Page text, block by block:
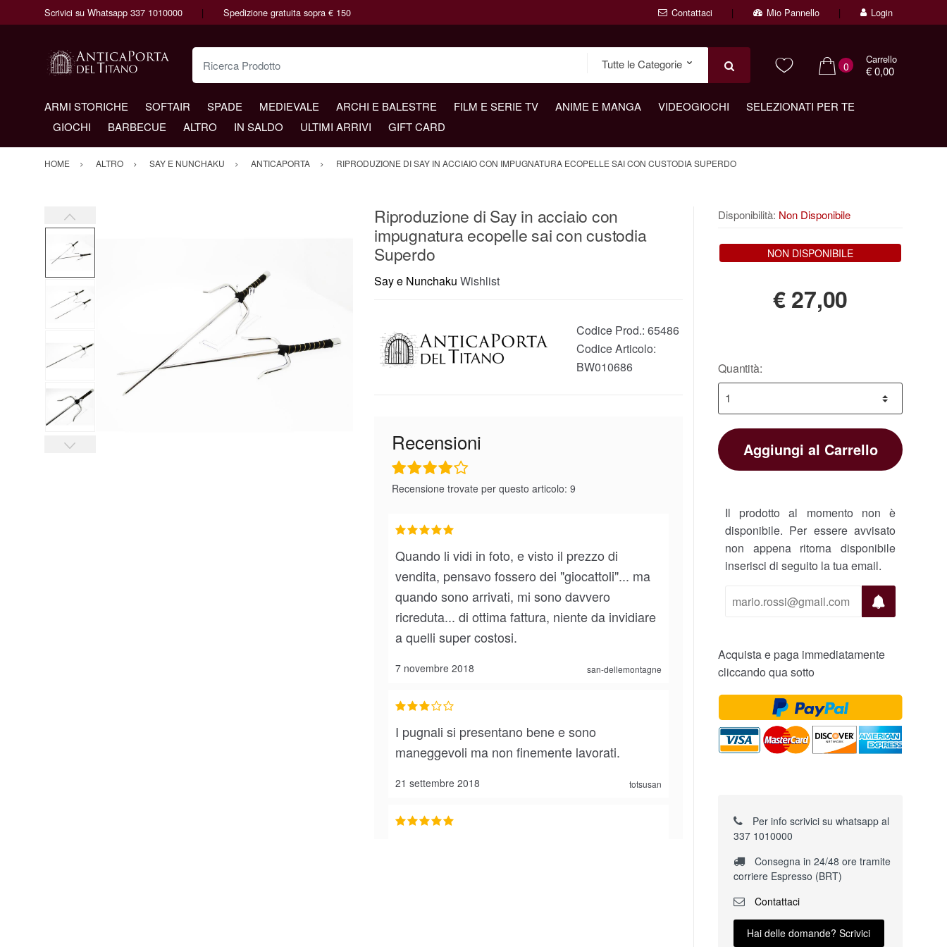
Scrivici su Whatsapp 337 1010000 Spedizione gratuita sopra € 150 Contattaci Mio Pannello Login
Ricerca Prodotto
0
Carrello
€ 0,00
ARMI STORICHE SOFTAIR SPADE MEDIEVALE ARCHI E BALESTRE FILM E SERIE TV ANIME E MANGA VIDEOGIOCHI
SELEZIONATI PER TE
GIOCHI
BARBECUE ALTRO IN SALDO ULTIMI ARRIVI GIFT CARD
HOME ALTRO SAY E NUNCHAKU ANTICAPORTA RIPRODUZIONE DI SAY IN ACCIAIO CON IMPUGNATURA ECOPELLE SAI CON CUSTODIA SUPERDO
Riproduzione di Say in acciaio con
impugnatura ecopelle sai con custodia
Superdo
Say e Nunchaku Wishlist
Codice Prod.: 65486
Codice Articolo:
BW010686
Recensioni
Recensione trovate per questo articolo: 9
7 novembre 2018 san-dellemontagne
Quando li vidi in foto, e visto il prezzo di
vendita, pensavo fossero dei "giocattoli"... ma
quando sono arrivati, mi sono davvero
ricreduta... di ottima fattura, niente da invidiare
a quelli super costosi.
21 settembre 2018 totsusan
I pugnali si presentano bene e sono
maneggevoli ma non finemente lavorati.
Disponibilità: Non Disponibile
NON DISPONIBILE
€27,00
Quantità:
Aggiungi al Carrello
Il prodotto al momento non è
disponibile. Per essere avvisato
non appena ritorna disponibile
inserisci di seguito la tua email.
Acquista e paga immediatamente
cliccando qua sotto
Per info scrivici su whatsapp al
337 1010000
Consegna in 24/48 ore tramite
corriere Espresso (BRT)
Contattaci
Hai delle domande? Scrivici